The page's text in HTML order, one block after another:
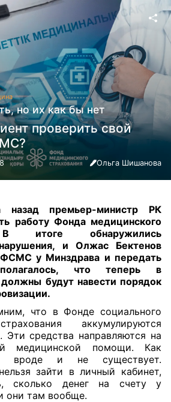
но их как бы нет
проверить свой
Ольга Шишанова
назад премьер-министр РК
работу Фонда медицинского
В итоге обнаружились
и Олжас Бектенов
ФСМС у Минздрава и передать
что теперь в
будут навести порядок
что в Фонде социального
аккумулируются
Эти средства направляются на
медицинской помощи. Как
вроде и не существует.
зайти в личный кабинет,
сколько денег на счету у
они там вообще.